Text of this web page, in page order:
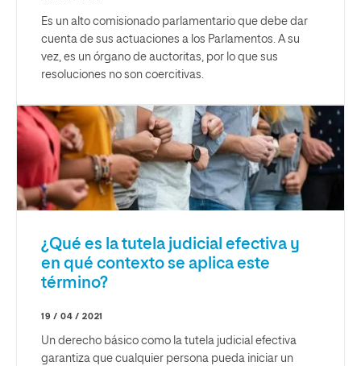
Es un alto comisionado parlamentario que debe dar
cuenta de sus actuaciones a los Parlamentos. A su
vez, es un órgano de auctoritas, por lo que sus
resoluciones no son coercitivas.
¿Qué es la tutela judicial efectiva y
en qué contexto se aplica este
término?
19 / 04 / 2021
Un derecho básico como la tutela judicial efectiva
garantiza que cualquier persona pueda iniciar un